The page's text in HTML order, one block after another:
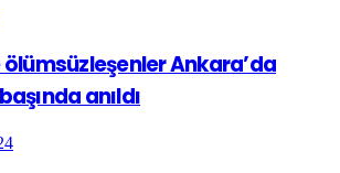
ölümsüzleşenler Ankara’da
anıldı